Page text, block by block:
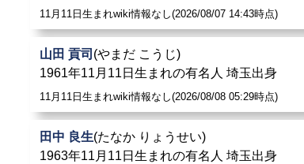
11月11日生まれwiki情報なし(2026/08/07 14:43時点)
山田 貢司 (やまだ こうじ)
1961年11月11日生まれの有名人 埼玉出身
11月11日生まれwiki情報なし(2026/08/08 05:29時点)
田中 良生(たなか りょうせい)
1963年11月11日生まれの有名人 埼玉出身